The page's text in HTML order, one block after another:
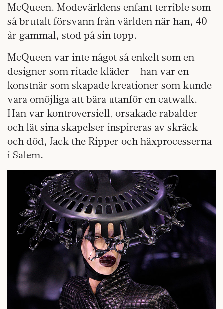
McQueen. Modevärldens enfant terrible som
så brutalt försvann från världen när han, 40
år gammal, stod på sin topp.
McQueen var inte något så enkelt som en
designer som ritade kläder – han var en
konstnär som skapade kreationer som kunde
vara omöjliga att bära utanför en catwalk.
Han var kontroversiell, orsakade rabalder
och lät sina skapelser inspireras av skräck
och död, Jack the Ripper och häxprocesserna
i Salem.